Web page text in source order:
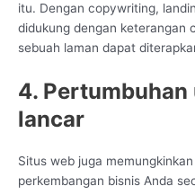
itu. Dengan copywriting,
didukung dengan keterangan
sebuah laman dapat
4.
lancar
Situs web juga
perkembangan bisnis Anda